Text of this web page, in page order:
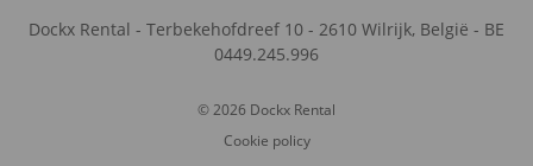
Dockx Rental - Terbekehofdreef 10 - 2610 Wilrijk, België - BE
0449.245.996
© 2026 Dockx Rental
Cookie policy